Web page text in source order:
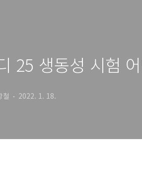
25 생동성 시험
철 2022. 1. 18.